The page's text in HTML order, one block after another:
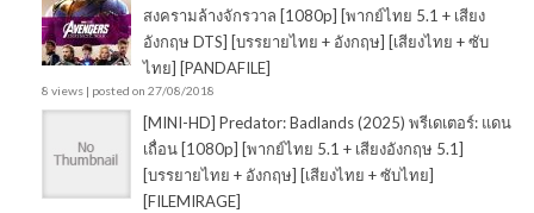
สงครามล้างจักรวาล [1080p] [พากย์ไทย 5.1 + เสียง
อังกฤษ DTS] [บรรยายไทย + อังกฤษ] [เสียงไทย + ซับ
ไทย] [PANDAFILE]
8 views | posted on 27/08/2018
[MINI-HD] Predator: Badlands (2025) พรีเดเตอร์: แดน
เถื่อน [1080p] [พากย์ไทย 5.1 + เสียงอังกฤษ 5.1]
[บรรยายไทย + อังกฤษ] [เสียงไทย + ซับไทย]
[FILEMIRAGE]